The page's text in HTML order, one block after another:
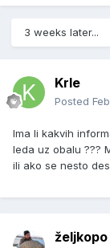
3 weeks later...
Krle
Posted
Ima li kakvih
leda uz obalu ???
ili ako se nesto
željkopo